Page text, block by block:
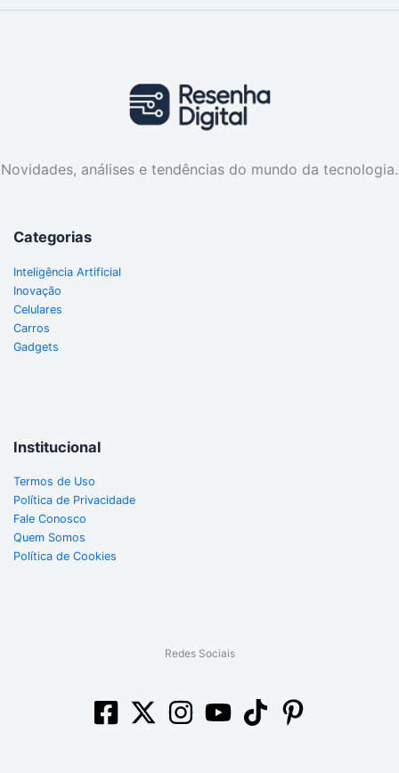
Novidades, análises e tendências do mundo da tecnologia.
Categorias
Inteligência Artificial
Inovação
Celulares
Carros
Gadgets
Institucional
Termos de Uso
Política de Privacidade
Fale Conosco
Quem Somos
Política de Cookies
Redes Sociais